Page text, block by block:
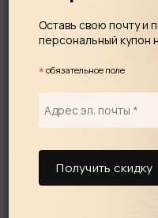
Оставь свою почту и
персональный купон
* обязательное поле